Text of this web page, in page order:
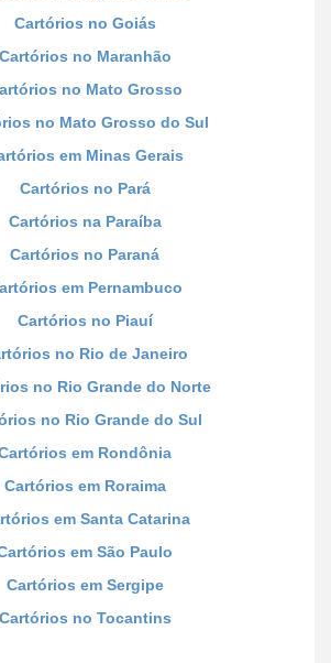
Cartórios no Goiás
Cartórios no Maranhão
no Mato Grosso
no Mato Grosso do Sul
em Minas Gerais
Cartórios no Pará
Cartórios na Paraíba
Cartórios no Paraná
em Pernambuco
Cartórios no Piauí
no Rio de Janeiro
no Rio Grande do Norte
no Rio Grande do Sul
em Rondônia
Cartórios em Roraima
em Santa Catarina
em São Paulo
Cartórios em Sergipe
Cartórios no Tocantins